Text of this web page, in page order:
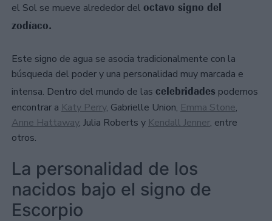
el Sol se mueve alrededor del octavo signo del
zodíaco.
Este signo de agua se asocia tradicionalmente con la
búsqueda del poder y una personalidad muy marcada e
intensa. Dentro del mundo de las celebridades podemos
encontrar a Katy Perry, Gabrielle Union, Emma Stone,
Anne Hattaway, Julia Roberts yKendall Jenner, entre
otros.
La personalidad de los
nacidos bajo el signo de
Escorpio